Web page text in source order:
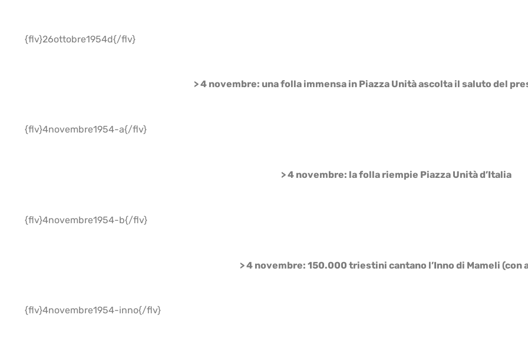
{flv}26ottobre1954d{/flv}
> 4 novembre: una folla immensa in Piazza Unità ascolta il saluto del
{flv}4novembre1954-a{/flv}
> 4 novembre: la folla riempie Piazza Unità d’Italia
{flv}4novembre1954-b{/flv}
> 4 novembre: 150.000 triestini cantano l’Inno di Mameli (con
{flv}4novembre1954-inno{/flv}